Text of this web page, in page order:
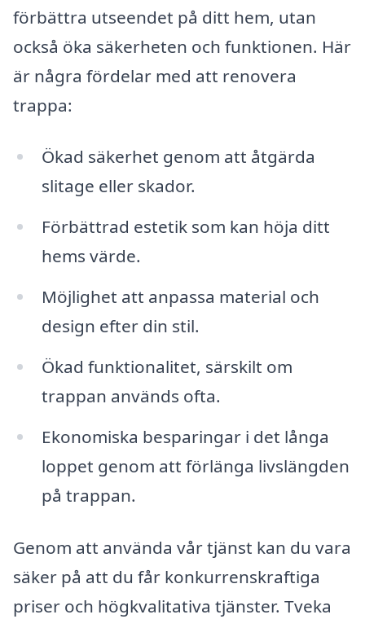
förbättra utseendet på ditt hem, utan
också öka säkerheten och funktionen. Här
är några fördelar med att renovera
trappa:
Ökad säkerhet genom att åtgärda
slitage eller skador.
Förbättrad estetik som kan höja ditt
hems värde.
Möjlighet att anpassa material och
design efter din stil.
Ökad funktionalitet, särskilt om
trappan används ofta.
Ekonomiska besparingar i det långa
loppet genom att förlänga livslängden
på trappan.
Genom att använda vår tjänst kan du vara
säker på att du får konkurrenskraftiga
priser och högkvalitativa tjänster. Tveka